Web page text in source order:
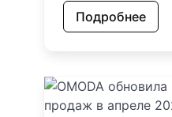
Подробнее